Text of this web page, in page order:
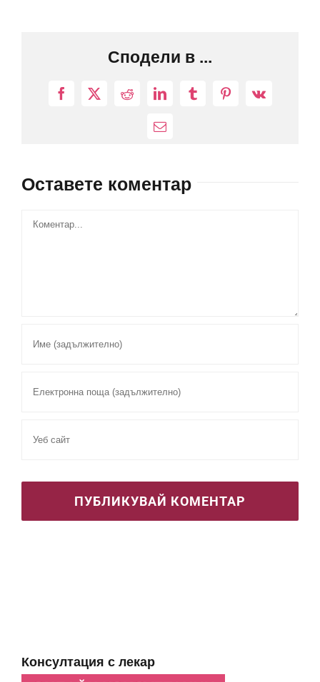
Сподели в ...
Facebook
X RedditLinkedInTumblrPinterest
Vk
Електронна
Оставете коментар
Консултация с лекар